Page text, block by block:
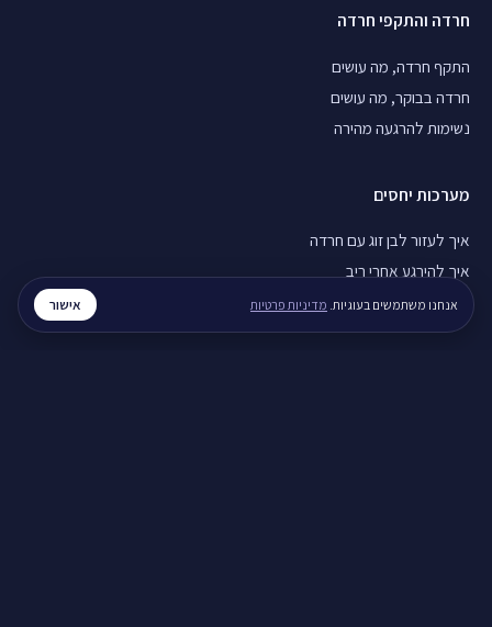
חרדה והתקפי חרדה
התקף חרדה, מה עושים
חרדה בבוקר, מה עושים
נשימות להרגעה מהירה
מערכות יחסים
איך לעזור לבן זוג עם חרדה
איך להירגע אחרי ריב
תקשורת זוגית בריאה
אנחנו משתמשים בעוגיות. מדיניות פרטיות אישור